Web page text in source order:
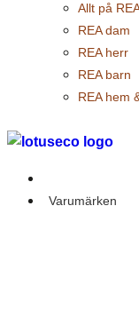
Allt på
REA dam
REA herr
REA barn
REA hem
Varumärken